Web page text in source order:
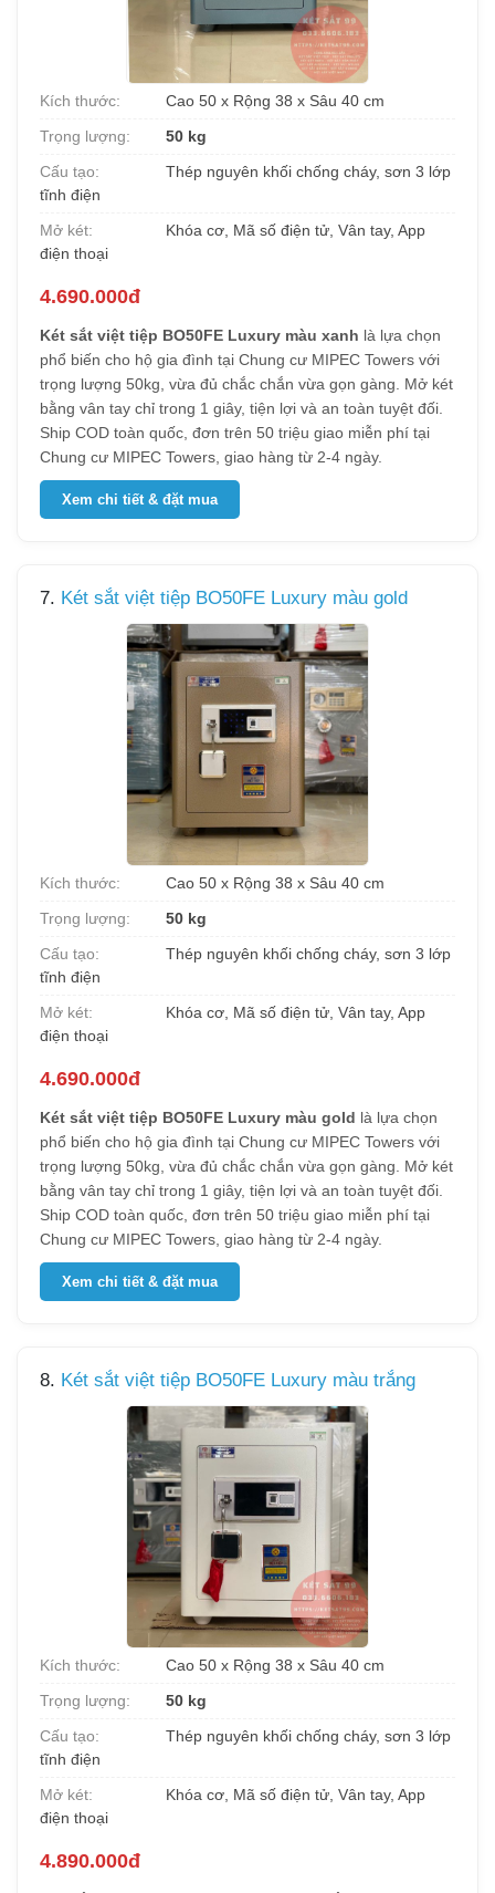
Kích thước:
Cao 50 x Rộng 38 x Sâu 40 cm
Trọng lượng:
50 kg
Cấu tạo:
Thép nguyên khối chống cháy, sơn 3 lớp
tĩnh điện
Mở két:
Khóa cơ, Mã số điện tử, Vân tay, App
điện thoại
4.690.000đ
Két sắt việt tiệp BO50FE Luxury màu xanh là lựa chọn
phổ biến cho hộ gia đình tại Chung cư MIPEC Towers với
trọng lượng 50kg, vừa đủ chắc chắn vừa gọn gàng. Mở két
bằng vân tay chỉ trong 1 giây, tiện lợi và an toàn tuyệt đối.
Ship COD toàn quốc, đơn trên 50 triệu giao miễn phí tại
Chung cư MIPEC Towers, giao hàng từ 2-4 ngày.
Xem chi tiết & đặt mua
7. Két sắt việt tiệp BO50FE Luxury màu gold
Kích thước:
Cao 50 x Rộng 38 x Sâu 40 cm
Trọng lượng:
50 kg
Cấu tạo:
Thép nguyên khối chống cháy, sơn 3 lớp
tĩnh điện
Mở két:
Khóa cơ, Mã số điện tử, Vân tay, App
điện thoại
4.690.000đ
Két sắt việt tiệp BO50FE Luxury màu gold là lựa chọn
phổ biến cho hộ gia đình tại Chung cư MIPEC Towers với
trọng lượng 50kg, vừa đủ chắc chắn vừa gọn gàng. Mở két
bằng vân tay chỉ trong 1 giây, tiện lợi và an toàn tuyệt đối.
Ship COD toàn quốc, đơn trên 50 triệu giao miễn phí tại
Chung cư MIPEC Towers, giao hàng từ 2-4 ngày.
Xem chi tiết & đặt mua
8. Két sắt việt tiệp BO50FE Luxury màu trắng
Kích thước:
Cao 50 x Rộng 38 x Sâu 40 cm
Trọng lượng:
50 kg
Cấu tạo:
Thép nguyên khối chống cháy, sơn 3 lớp
tĩnh điện
Mở két:
Khóa cơ, Mã số điện tử, Vân tay, App
điện thoại
4.890.000đ